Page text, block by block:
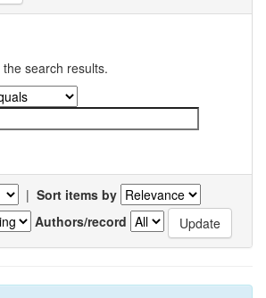
search results.
| Sort items by
Authors/record